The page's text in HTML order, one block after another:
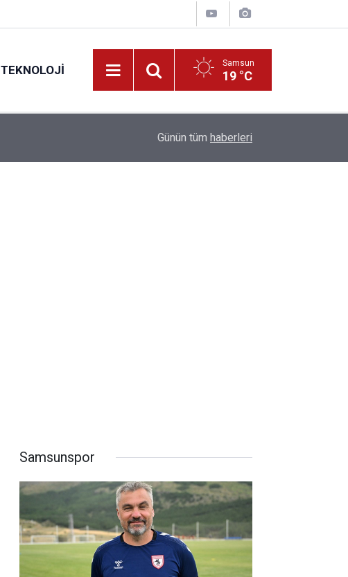
TEKNOLOJI Samsun
19 °C
Fahiş fiyatlar nedeniyle işletmelere 101 milyon
Günün tüm haberleri
Samsunspor